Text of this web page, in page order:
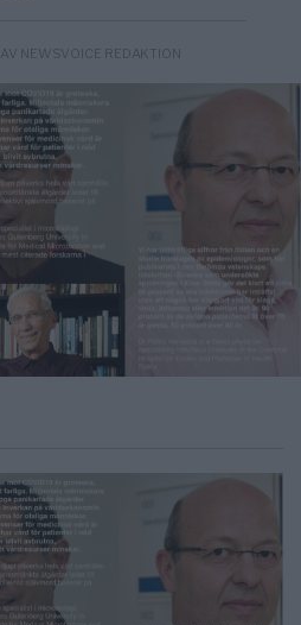
- AV NEWSVOICE REDAKTION